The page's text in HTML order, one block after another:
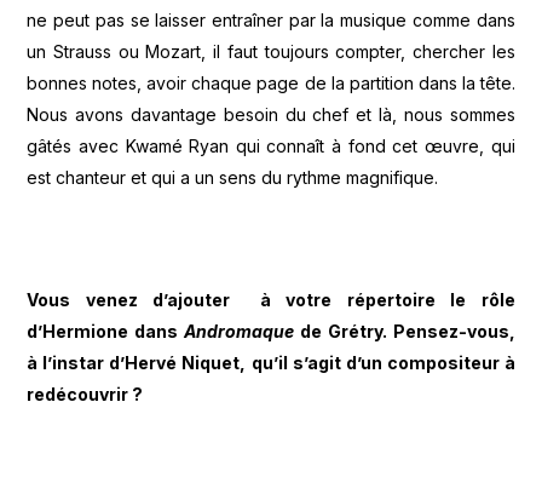
ne peut pas se laisser entraîner par la musique comme dans
un Strauss ou Mozart, il faut toujours compter, chercher les
bonnes notes, avoir chaque page de la partition dans la tête.
Nous avons davantage besoin du chef et là, nous sommes
gâtés avec Kwamé Ryan qui connaît à fond cet œuvre, qui
est chanteur et qui a un sens du rythme magnifique.
Vous venez d’ajouter à votre répertoire le rôle
d’Hermione dansAndromaque de Grétry. Pensez-vous,
à l’instar d’Hervé Niquet, qu’il s’agit d’un compositeur à
redécouvrir ?